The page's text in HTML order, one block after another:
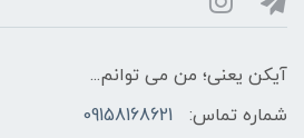
آیکن یعنی؛ من می توانم...
شماره تماس:
09158168621